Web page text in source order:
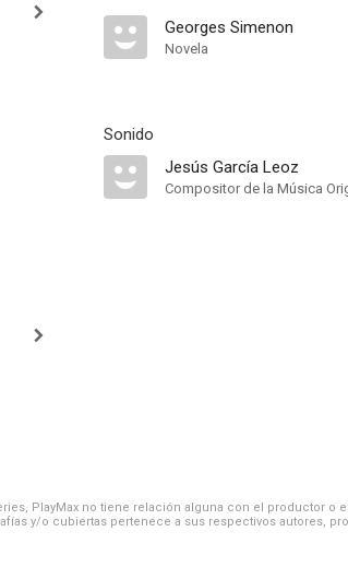
Georges Simenon
Novela
Sonido
Jesús García Leoz
Compositor de la Música
PlayMax no tiene relación alguna con el productor o
y/o cubiertas pertenece a sus respectivos autores,